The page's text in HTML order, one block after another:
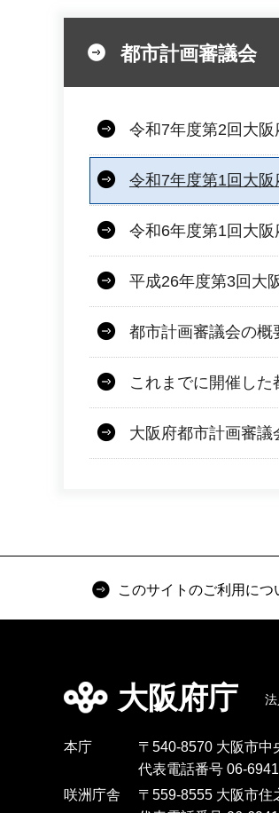
都市計画審議会
令和7年度第2回大
令和7年度第1回大
令和6年度第1回大
平成26年度第3回大
都市計画審議会の概
これまでに開催した
大阪府都市計画審議
このサイトのご利用につ
大阪府庁
本庁
〒540-8570 大阪市中
代表電話番号 06-
咲洲庁舎
〒559-8555 大阪市住